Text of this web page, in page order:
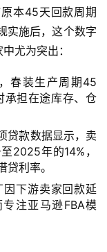
本45天回款周期
实施后，这个数字
尤为突出：
春装生产周期45
承担在途库存、仓
贷款数据显示，卖
2025年的14%，
利率。
因下游卖家回款延
注亚马逊FBA模